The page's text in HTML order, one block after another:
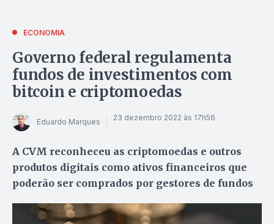
ECONOMIA
Governo federal regulamenta
fundos de investimentos com
bitcoin e criptomoedas
Eduardo Marques 23 dezembro 2022 às 17h56
A CVM reconheceu as criptomoedas e outros
produtos digitais como ativos financeiros que
poderão ser comprados por gestores de fundos